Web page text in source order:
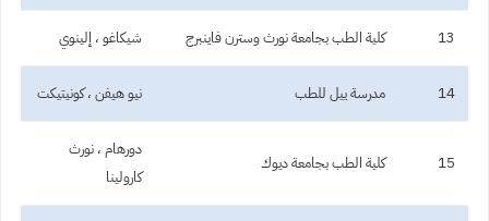
13 كلية الطب بجامعة نورث وسترن فاينبرج شيكاغو ، إلينوي
14 مدرسة ييل للطب نيو هيفن ، كونيتيكت
15 كلية الطب بجامعة ديوك
دورهام ، نورث
كارولينا